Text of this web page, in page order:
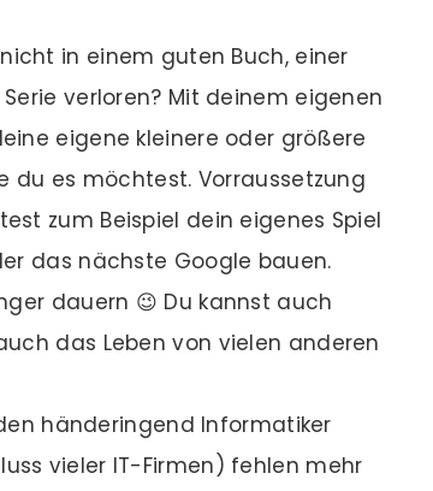
in einem guten Buch, einer
verloren? Mit deinem eigenen
eigene kleinere oder größere
du es möchtest. Vorraussetzung
zum Beispiel dein eigenes Spiel
das nächste Google bauen.
dauern 😉 Du kannst auch
das Leben von vielen anderen
händeringend Informatiker
vieler IT-Firmen) fehlen mehr